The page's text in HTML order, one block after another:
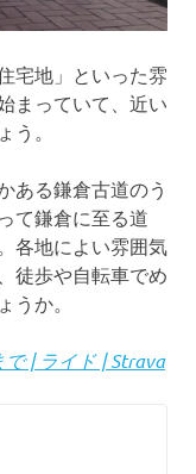
宅地」といった雰
まっていて、近い
う。
ある鎌倉古道のう
て鎌倉に至る道
各地によい雰囲気
徒歩や自転車でめ
うか。
| ライド | Strava